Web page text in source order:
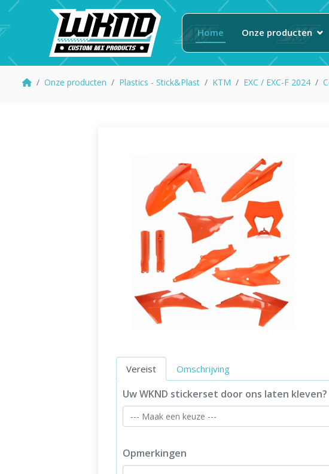
Home Onze producten
Onze producten Plastics - Stick&Plast KTM EXC / EXC-F 2024
Vereist Omschrijving
Uw WKND stickerset door ons laten
Opmerkingen